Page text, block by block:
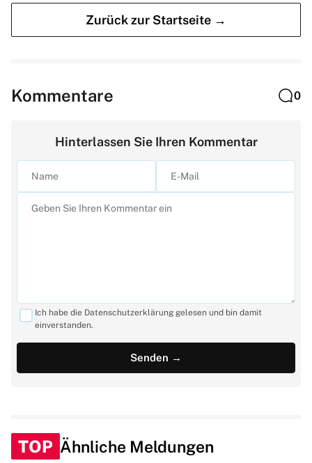
Zurück zur Startseite →
Kommentare 0
Hinterlassen Sie Ihren Kommentar
Ich habe die Datenschutzerklärung gelesen und bin damit
einverstanden.
TOP Ähnliche Meldungen